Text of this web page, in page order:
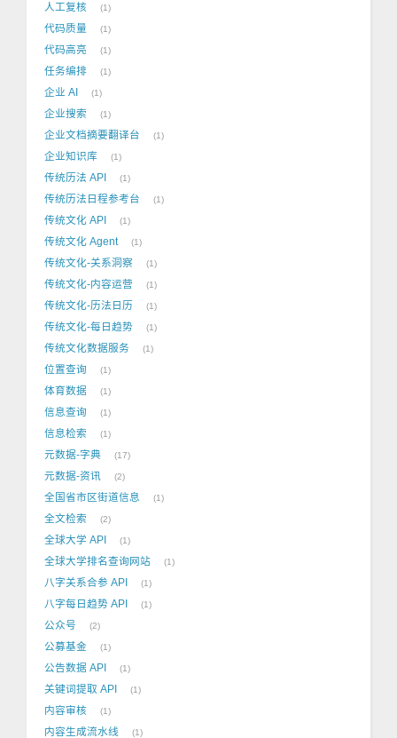
人工复核 1
代码质量 1
代码高亮 1
任务编排 1
企业 AI 1
企业搜索 1
企业文档摘要翻译台 1
企业知识库 1
传统历法 API 1
传统历法日程参考台 1
传统文化 API 1
传统文化 Agent 1
传统文化-关系洞察 1
传统文化-内容运营 1
传统文化-历法日历 1
传统文化-每日趋势 1
传统文化数据服务 1
位置查询 1
体育数据 1
信息查询 1
信息检索 1
元数据-字典 17
元数据-资讯 2
全国省市区街道信息 1
全文检索 2
全球大学 API 1
全球大学排名查询网站 1
八字关系合参 API 1
八字每日趋势 API 1
公众号 2
公募基金 1
公告数据 API 1
关键词提取 API 1
内容审核 1
内容生成流水线 1